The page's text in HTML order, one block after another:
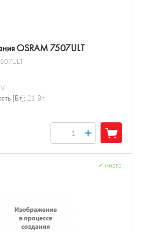
OSRAM 7507ULT
[Вт]: 21 Вт
+
много